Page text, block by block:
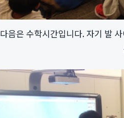
다음은 수학시간입니다. 자기 발